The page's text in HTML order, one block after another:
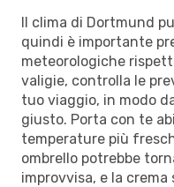
Il clima di Dortmund
quindi è importante
meteorologiche
valigie, controlla le
tuo viaggio, in modo
giusto. Porta con te
temperature più
ombrello potrebbe
improvvisa, e la crema